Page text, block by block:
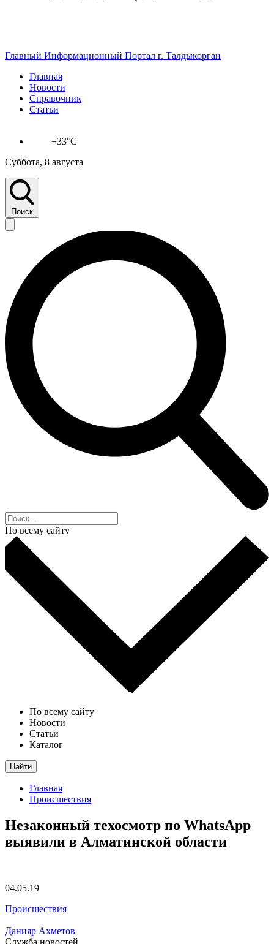
Главный Информационный Портал г. Талдыкорган
Главная
Новости
Справочник
Статьи
+33°C
Суббота, 8 августа
Поиск
По всему сайту
По всему сайту
Новости
Статьи
Каталог
Найти
Главная
Происшествия
Незаконный техосмотр по WhatsApp
выявили в Алматинской области
04.05.19
Происшествия
Данияр Ахметов